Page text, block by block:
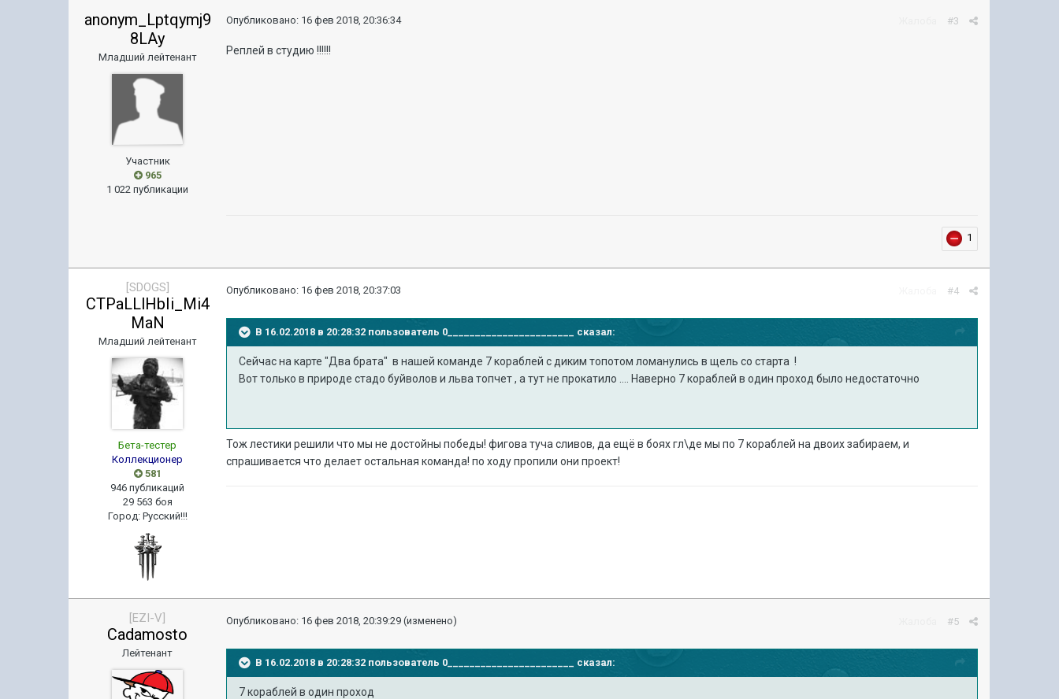
anonym_Lptqymj9
8LAy
Младший лейтенант
Участник
965
1 022 публикации
#3
Опубликовано: 16 фев 2018, 20:36:34
Реплей в студию !!!!!!
1
[SDOGS]
CTPaLLlHbIi_Mi4
MaN
Младший лейтенант
Бета-тестер
Коллекционер
581
946 публикаций
29 563 боя
Город: Русский!!!
#4
Опубликовано: 16 фев 2018, 20:37:03
В 16.02.2018 в 20:28:32 пользователь 0_______________________ сказал:
Сейчас на карте "Два брата" в нашей команде 7 кораблей с диким топотом ломанулись в щель со старта !
Вот только в природе стадо буйволов и льва топчет , а тут не прокатило .... Наверно 7 кораблей в один проход было недостаточно
Тож лестики решили что мы не достойны победы! фигова туча сливов, да ещё в боях гл\де мы по 7 кораблей на двоих забираем, и
спрашивается что делает остальная команда! по ходу пропили они проект!
[EZI-V]
Cadamosto
Лейтенант
#5
Опубликовано: 16 фев 2018, 20:39:29 (изменено)
В 16.02.2018 в 20:28:32 пользователь 0_______________________ сказал:
7 кораблей в один проход